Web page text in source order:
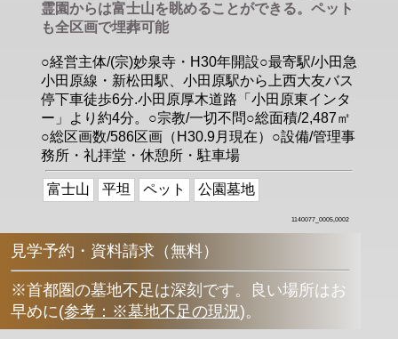
霊園からは富士山を眺めることができる。ペット
も全区画で埋葬可能
○経営主体/(宗)妙泉寺・H30年開設○最寄駅/小田急
小田原線・新松田駅、小田原駅から上西大友バス
停下車徒歩6分.小田原厚木道路「小田原東インタ
ー」より約4分。○宗教/一切不問○総面積/2,487㎡
○総区画数/586区画（H30.9月現在）○設備/管理事
務所・礼拝堂・休憩所・駐車場
富士山 平坦 ペット 公園墓地
1140077_0005,0002
見学予約・資料請求（無料）
※首都圏の墓地不足は深刻です。良い場所はお
早めに(参考：※墓地不足の現況)。